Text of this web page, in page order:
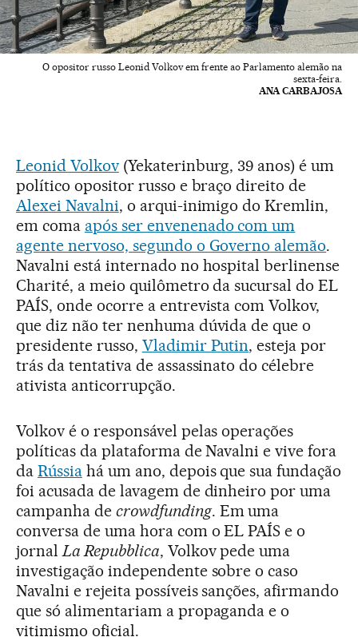
O opositor russo Leonid Volkov em frente ao Parlamento alemão na
sexta-feira.
ANA CARBAJOSA
Leonid Volkov(Yekaterinburg, 39 anos) é um
político opositor russo e braço direito de
Alexei Navalni, o arqui-inimigo do Kremlin,
em coma após ser envenenado com um
agente nervoso, segundo o Governo alemão.
Navalni está internado no hospital berlinense
Charité, a meio quilômetro da sucursal do EL
PAÍS, onde ocorre a entrevista com Volkov,
que diz não ter nenhuma dúvida de que o
presidente russo, Vladimir Putin, esteja por
trás da tentativa de assassinato do célebre
ativista anticorrupção.
Volkov é o responsável pelas operações
políticas da plataforma de Navalni e vive fora
da Rússiahá um ano, depois que sua fundação
foi acusada de lavagem de dinheiro por uma
campanha de crowdfunding. Em uma
conversa de uma hora com o EL PAÍS e o
jornalLa Repubblica, Volkov pede uma
investigação independente sobre o caso
Navalni e rejeita possíveis sanções, afirmando
que só alimentariam a propaganda e o
vitimismo oficial.